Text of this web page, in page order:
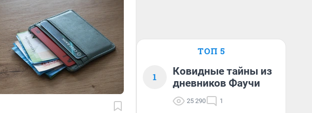
ТОП 5
1
Ковидные тайны из
дневников Фаучи
25 290 1